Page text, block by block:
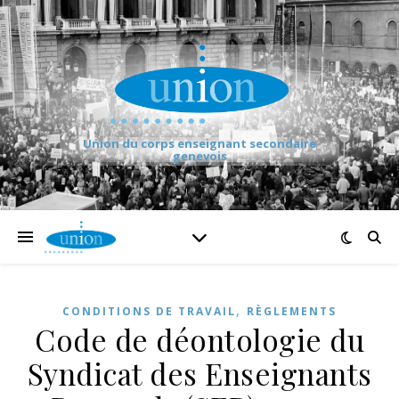
Union du corps enseignant secondaire
genevois
CONDITIONS DE TRAVAIL, RÈGLEMENTS
Code de déontologie du
Syndicat des Enseignants